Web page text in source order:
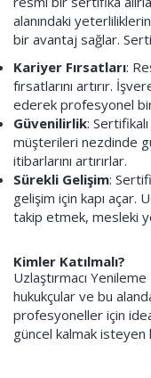
alanındaki
bir avantaj sağlar.
Kariyer Fırsatları:
fırsatlarını artırır.
ederek profesyonel
Güvenilirlik:
müşterileri nezdinde
itibarlarını artırırlar.
Sürekli Gelişim:
gelişim için kapı açar.
takip etmek, mesleki
Kimler Katılmalı?
Uzlaştırmacı Yenileme
hukukçular ve bu
profesyoneller için
güncel kalmak isteyen